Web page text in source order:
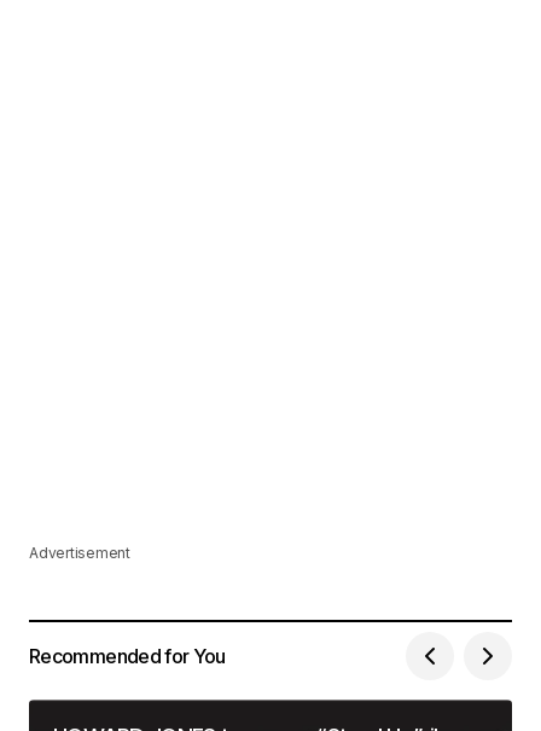
Advertisement
Recommended for You